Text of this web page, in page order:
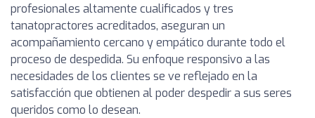
profesionales altamente cualificados y tres
tanatopractores acreditados, aseguran un
acompañamiento cercano y empático durante todo el
proceso de despedida. Su enfoque responsivo a las
necesidades de los clientes se ve reflejado en la
satisfacción que obtienen al poder despedir a sus seres
queridos como lo desean.